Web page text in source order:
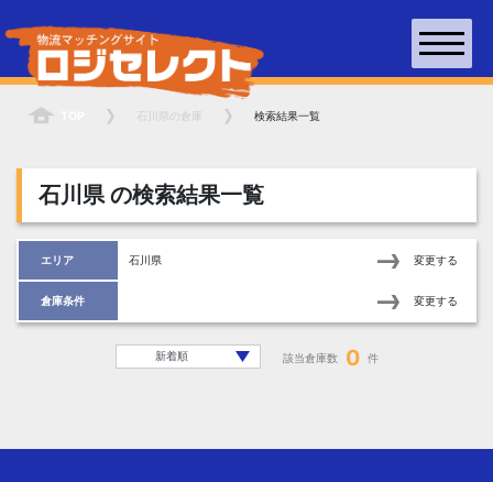
石川県 の倉庫 検索結果一覧
石川県の検索結果一覧
エリア 石川県 変更する
倉庫条件 変更する
該当倉庫数 0 件